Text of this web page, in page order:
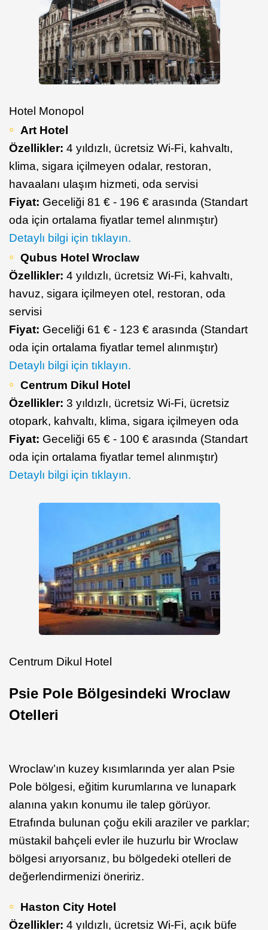
Hotel Monopol
Art Hotel
Özellikler: 4 yıldızlı, ücretsiz Wi-Fi, kahvaltı,
klima, sigara içilmeyen odalar, restoran,
havaalanı ulaşım hizmeti, oda servisi
Fiyat: Geceliği 81 € - 196 € arasında (Standart
oda için ortalama fiyatlar temel alınmıştır)
Detaylı bilgi için tıklayın.
Qubus Hotel Wroclaw
Özellikler: 4 yıldızlı, ücretsiz Wi-Fi, kahvaltı,
havuz, sigara içilmeyen otel, restoran, oda
servisi
Fiyat: Geceliği 61 € - 123 € arasında (Standart
oda için ortalama fiyatlar temel alınmıştır)
Detaylı bilgi için tıklayın.
Centrum Dikul Hotel
Özellikler: 3 yıldızlı, ücretsiz Wi-Fi, ücretsiz
otopark, kahvaltı, klima, sigara içilmeyen oda
Fiyat: Geceliği 65 € - 100 € arasında (Standart
oda için ortalama fiyatlar temel alınmıştır)
Detaylı bilgi için tıklayın.
Centrum Dikul Hotel
Psie Pole Bölgesindeki Wroclaw
Otelleri
Wroclaw’ın kuzey kısımlarında yer alan Psie
Pole bölgesi, eğitim kurumlarına ve lunapark
alanına yakın konumu ile talep görüyor.
Etrafında bulunan çoğu ekili araziler ve parklar;
müstakil bahçeli evler ile huzurlu bir Wroclaw
bölgesi arıyorsanız, bu bölgedeki otelleri de
değerlendirmenizi öneririz.
Haston City Hotel
Özellikler: 4 yıldızlı, ücretsiz Wi-Fi, açık büfe